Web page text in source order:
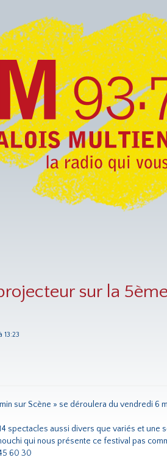
sur la
13:23
sur Scène » se déroulera du vendredi 6
spectacles aussi divers que variés et une
qui nous présente ce festival pas
60 30